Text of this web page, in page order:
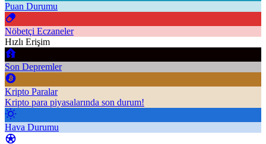
Puan Durumu
Nöbetçi Eczaneler
Hızlı Erişim
Son Depremler
Kripto Paralar
Kripto para piyasalarında son durum!
Hava Durumu